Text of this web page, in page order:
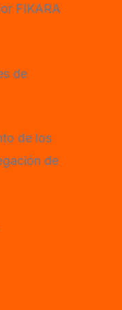
FIKARA
de
de los
de